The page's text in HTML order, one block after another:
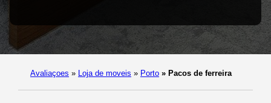
Avaliaçoes » Loja de moveis » Porto » Pacos de ferreira